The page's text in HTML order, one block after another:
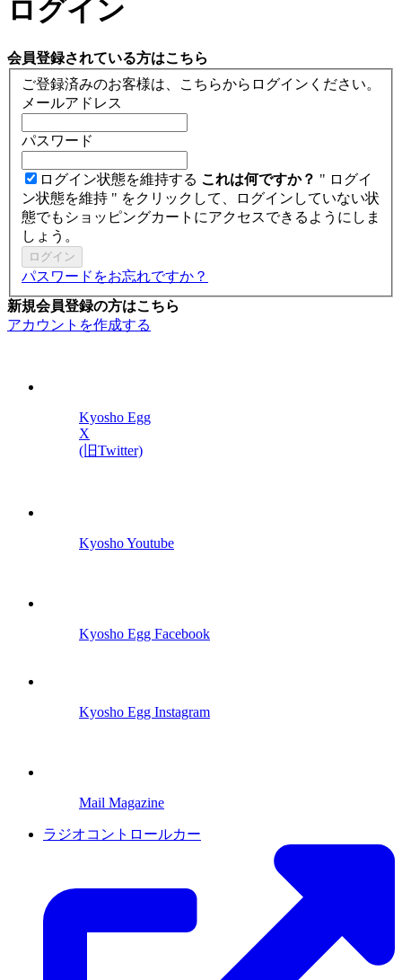
ログイン
会員登録されている方はこちら
ご登録済みのお客様は、こちらからログインください。
メールアドレス
パスワード
ログイン状態を維持する これは何ですか？ " ログイ
ン状態を維持 " をクリックして、ログインしていない状
態でもショッピングカートにアクセスできるようにしま
しょう。
ログイン
パスワードをお忘れですか？
新規会員登録の方はこちら
アカウントを作成する
Kyosho Egg
X
(旧Twitter)
Kyosho Youtube
Kyosho Egg Facebook
Kyosho Egg Instagram
Mail Magazine
ラジオコントロールカー